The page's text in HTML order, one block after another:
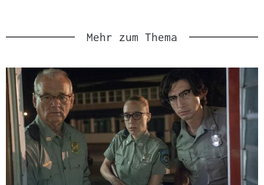
Mehr zum Thema